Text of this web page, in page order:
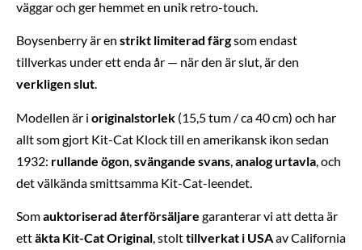
väggar och ger hemmet en unik retro-touch.
Boysenberry är en strikt limiterad färgsom endast
tillverkas under ett enda år — när den är slut, är den
verkligen slut.
Modellen är i originalstorlek (15,5 tum / ca 40 cm) och har
allt som gjort Kit-Cat Klock till en amerikansk ikon sedan
1932: rullande ögon svängande svans analog urtavla , och
det välkända smittsamma Kit-Cat-leendet.
Somauktoriserad återförsäljare garanterar vi att detta är
ettäkta Kit-Cat Original, stolttillverkat i USAav California